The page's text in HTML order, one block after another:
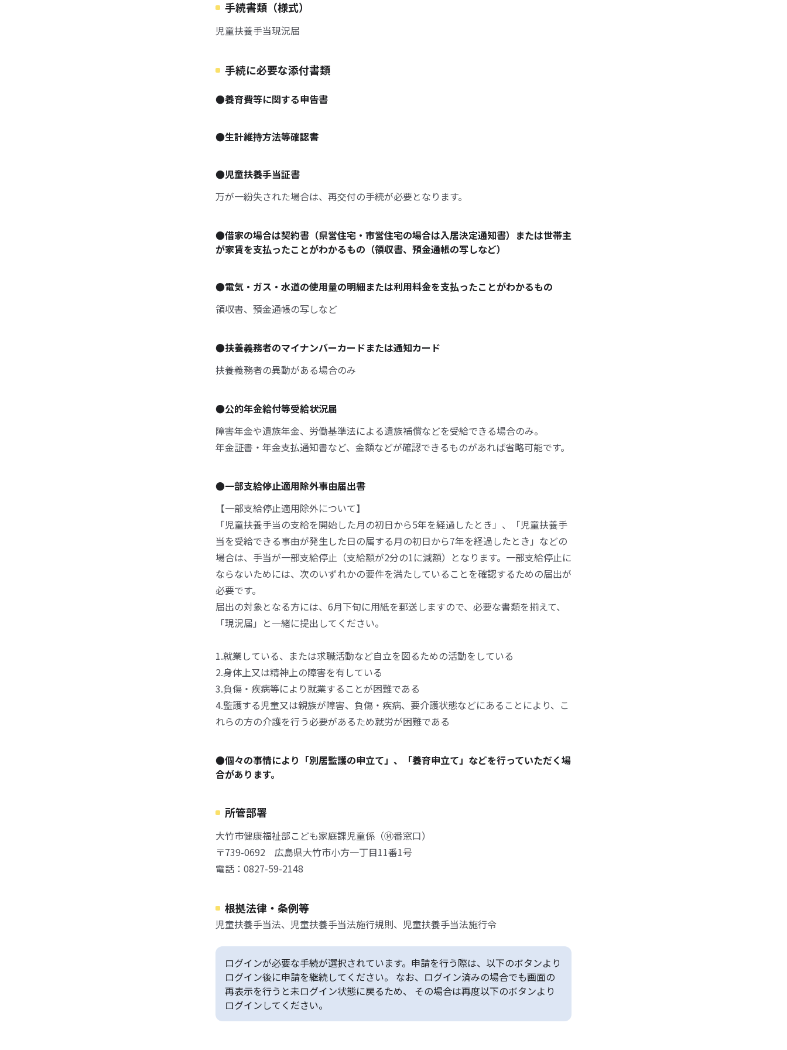
手続書類（様式）
児童扶養手当現況届
手続に必要な添付書類
●養育費等に関する申告書
●生計維持方法等確認書
●児童扶養手当証書
万が一紛失された場合は、再交付の手続が必要となります。
●借家の場合は契約書（県営住宅・市営住宅の場合は入居決定通知書）または世帯主
が家賃を支払ったことがわかるもの（領収書、預金通帳の写しなど）
●電気・ガス・水道の使用量の明細または利用料金を支払ったことがわかるもの
領収書、預金通帳の写しなど
●扶養義務者のマイナンバーカードまたは通知カード
扶養義務者の異動がある場合のみ
●公的年金給付等受給状況届
障害年金や遺族年金、労働基準法による遺族補償などを受給できる場合のみ。
年金証書・年金支払通知書など、金額などが確認できるものがあれば省略可能です。
●一部支給停止適用除外事由届出書
【一部支給停止適用除外について】
「児童扶養手当の支給を開始した月の初日から5年を経過したとき」、「児童扶養手
当を受給できる事由が発生した日の属する月の初日から7年を経過したとき」などの
場合は、手当が一部支給停止（支給額が2分の1に減額）となります。一部支給停止に
ならないためには、次のいずれかの要件を満たしていることを確認するための届出が
必要です。
届出の対象となる方には、6月下旬に用紙を郵送しますので、必要な書類を揃えて、
「現況届」と一緒に提出してください。
1.就業している、または求職活動など自立を図るための活動をしている
2.身体上又は精神上の障害を有している
3.負傷・疾病等により就業することが困難である
4.監護する児童又は親族が障害、負傷・疾病、要介護状態などにあることにより、こ
れらの方の介護を行う必要があるため就労が困難である
●個々の事情により「別居監護の申立て」、「養育申立て」などを行っていただく場
合があります。
所管部署
大竹市健康福祉部こども家庭課児童係（⑭番窓口）
〒739-0692 広島県大竹市小方一丁目11番1号
電話：0827-59-2148
根拠法律・条例等
児童扶養手当法、児童扶養手当法施行規則、児童扶養手当法施行令
ログインが必要な手続が選択されています。申請を行う際は、以下のボタンより
ログイン後に申請を継続してください。 なお、ログイン済みの場合でも画面の
再表示を行うと未ログイン状態に戻るため、 その場合は再度以下のボタンより
ログインしてください。